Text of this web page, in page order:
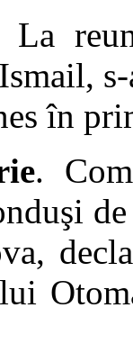
La
în
.